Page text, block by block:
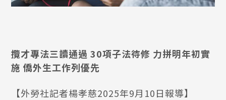
攬才專法三讀通過 30項子法待修 力拼明年初實
施 僑外生工作列優先
【外勞社記者楊孝慈2025年9月10日報導】